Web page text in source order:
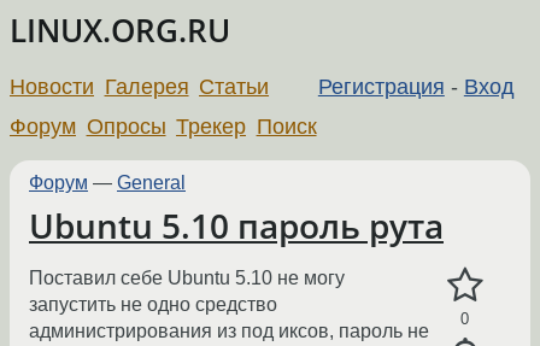
LINUX.ORG.RU
Регистрация - Вход
Новости Галерея Статьи
Форум Опросы Трекер Поиск
Форум — General
Ubuntu 5.10 пароль рута
0
Поставил себе Ubuntu 5.10 не могу
запустить не одно средство
администрирования из под иксов, пароль не